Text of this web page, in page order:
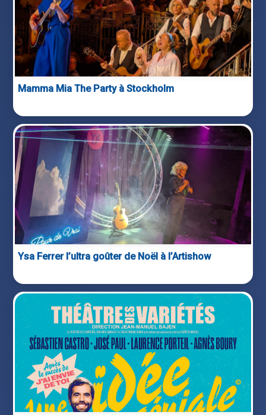
Mamma Mia The Party à Stockholm
Ysa Ferrer l’ultra goûter de Noël à l’Artishow